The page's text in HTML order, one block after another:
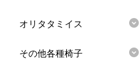
オリタタミイス
その他各種椅子